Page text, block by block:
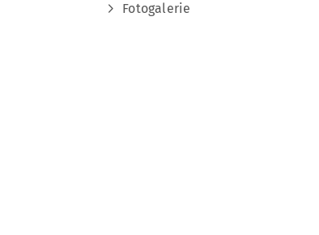
Fotogalerie